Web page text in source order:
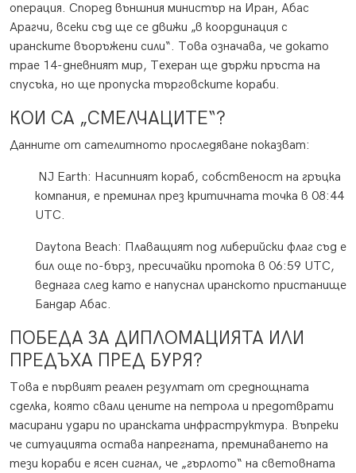
операция. Според външния министър на Иран, Абас
Арагчи, всеки съд ще се движи „в координация с
иранските въоръжени сили“. Това означава, че докато
трае 14-дневният мир, Техеран ще държи пръста на
спусъка, но ще пропуска търговските кораби.
КОИ СА „СМЕЛЧАЦИТЕ“?
Данните от сателитното проследяване показват:
NJ Earth: Насипният кораб, собственост на гръцка
компания, е преминал през критичната точка в 08:44
UTC.
Daytona Beach: Плаващият под либерийски флаг съд е
бил още по-бърз, пресичайки протока в 06:59 UTC,
веднага след като е напуснал иранското пристанище
Бандар Абас.
ПОБЕДА ЗА ДИПЛОМАЦИЯТА ИЛИ
ПРЕДЪХА ПРЕД БУРЯ?
Това е първият реален резултат от среднощната
сделка, която свали цените на петрола и предотврати
масирани удари по иранската инфраструктура. Въпреки
че ситуацията остава напрегната, преминаването на
тези кораби е ясен сигнал, че „гърлото“ на световната